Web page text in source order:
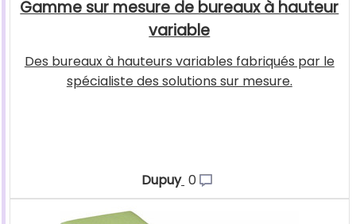
Gamme sur mesure de bureaux à hauteur
variable
Des bureaux à hauteurs variables fabriqués par le
spécialiste des solutions sur mesure.
Dupuy 0